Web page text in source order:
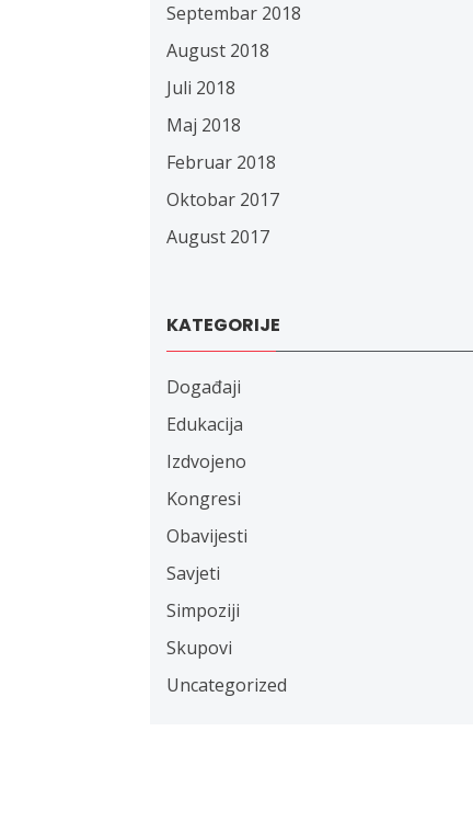
Septembar 2018
August 2018
Juli 2018
Maj 2018
Februar 2018
Oktobar 2017
August 2017
KATEGORIJE
Događaji
Edukacija
Izdvojeno
Kongresi
Obavijesti
Savjeti
Simpoziji
Skupovi
Uncategorized